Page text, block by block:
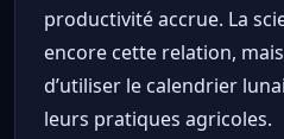
productivité accrue. La
encore cette relation,
d’utiliser le calendrier
leurs pratiques agricoles.